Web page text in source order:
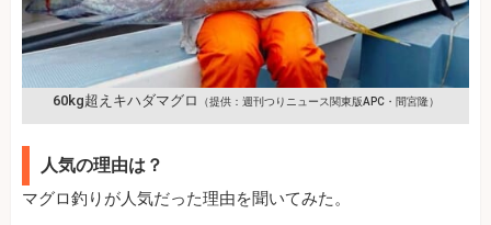
60kg超えキハダマグロ （提供：週刊つりニュース関東版APC・間宮隆）
人気の理由は？
マグロ釣りが人気だった理由を聞いてみた。